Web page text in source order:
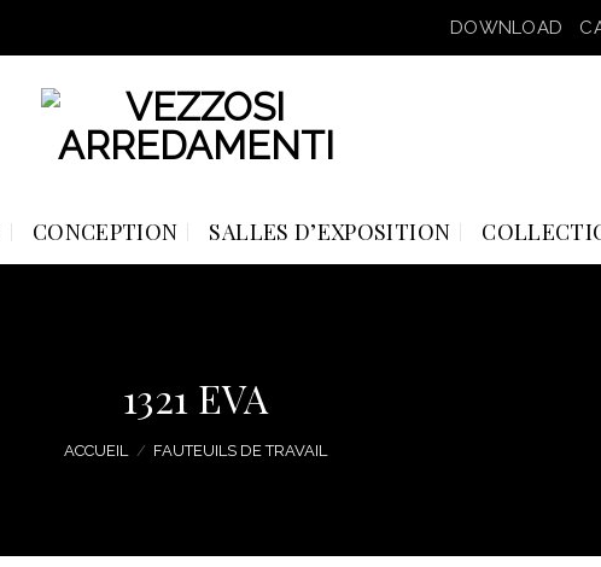
DOWNLOAD
CONCEPTION SALLES D’EXPOSITION
1321 EVA
ACCUEIL / FAUTEUILS DE TRAVAIL